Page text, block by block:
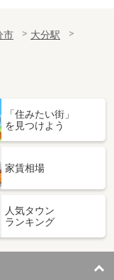
市
大分駅
「住みたい街」
を見つけよう
家賃相場
人気タウン
ランキング